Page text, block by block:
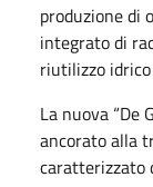
produzione di
integrato di
riutilizzo
La nuova “De
ancorato alla
caratterizzato